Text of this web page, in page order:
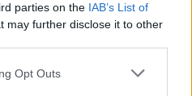
parties on the IAB’s List of
may further disclose it to other
Opt Outs